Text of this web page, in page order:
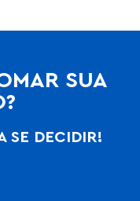
SUA
SE DECIDIR!